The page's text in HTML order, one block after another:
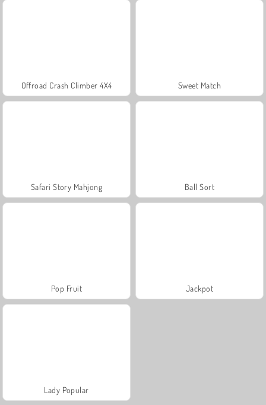
Offroad Crash Climber 4X4 Sweet Match
Safari Story Mahjong Ball Sort
Pop Fruit Jackpot
Lady Popular